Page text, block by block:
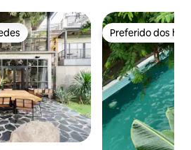
dos hóspedes Preferido dos
Preferido dos